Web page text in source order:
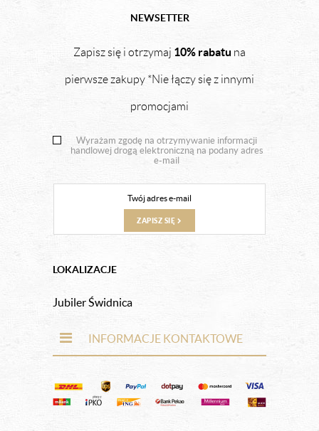
NEWSETTER
Zapisz się i otrzymaj 10% rabatu na
pierwsze zakupy *Nie łączy się z innymi
promocjami
Wyrażam zgodę na otrzymywanie informacji
handlowej drogą elektroniczną na podany adres
e-mail
ZAPISZ SIĘ
LOKALIZACJE
Jubiler Świdnica
INFORMACJE KONTAKTOWE